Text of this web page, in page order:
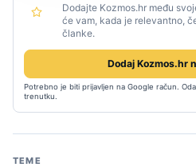
Dodajte Kozmos.hr među
će vam, kada je relevantno,
članke.
Dodaj Kozmos.hr
Potrebno je biti prijavljen na Google račun.
trenutku.
TEME